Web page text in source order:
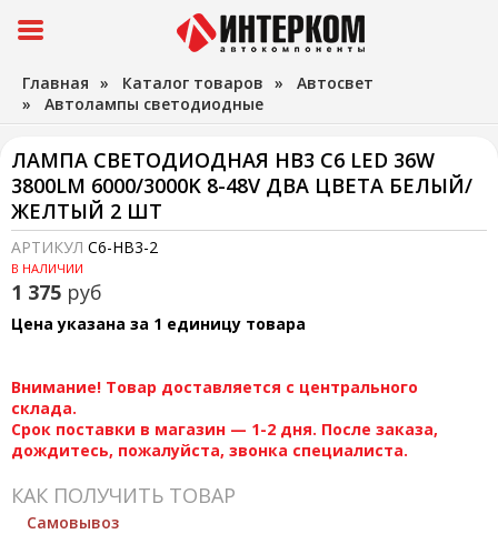
Главная » Каталог товаров » Автосвет
» Автолампы светодиодные
ЛАМПА СВЕТОДИОДНАЯ HB3 C6 LED 36W
3800LM 6000/3000K 8-48V ДВА ЦВЕТА БЕЛЫЙ/
ЖЕЛТЫЙ 2 ШТ
АРТИКУЛ C6-HВ3-2
В НАЛИЧИИ
1 375 руб
Цена указана за 1 единицу товара
Внимание! Товар доставляется с центрального
склада.
Срок поставки в магазин — 1-2 дня. После заказа,
дождитесь, пожалуйста, звонка специалиста.
КАК ПОЛУЧИТЬ ТОВАР
Самовывоз